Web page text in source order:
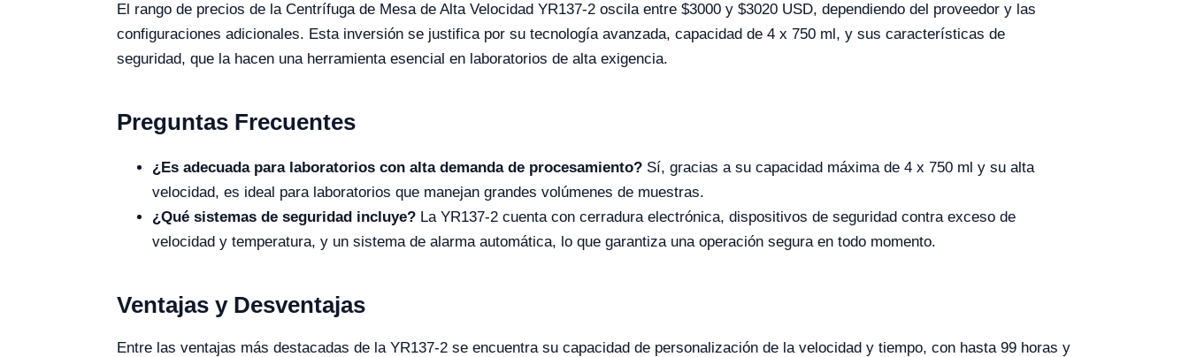
El rango de precios de la Centrífuga de Mesa de Alta Velocidad YR137-2 oscila entre $3000 y $3020 USD, dependiendo del proveedor y las
configuraciones adicionales. Esta inversión se justifica por su tecnología avanzada, capacidad de 4 x 750 ml, y sus características de
seguridad, que la hacen una herramienta esencial en laboratorios de alta exigencia.
Preguntas Frecuentes
¿Es adecuada para laboratorios con alta demanda de procesamiento? Sí, gracias a su capacidad máxima de 4 x 750 ml y su alta
velocidad, es ideal para laboratorios que manejan grandes volúmenes de muestras.
¿Qué sistemas de seguridad incluye? La YR137-2 cuenta con cerradura electrónica, dispositivos de seguridad contra exceso de
velocidad y temperatura, y un sistema de alarma automática, lo que garantiza una operación segura en todo momento.
Ventajas y Desventajas
Entre las ventajas más destacadas de la YR137-2 se encuentra su capacidad de personalización de la velocidad y tiempo, con hasta 99 horas y